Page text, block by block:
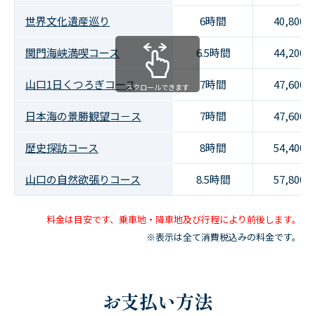
世界文化遺産巡り 6時間 40,800円
関門海峡満喫コース 6.5時間 44,200円
山口1日くつろぎコース 7時間 47,600円
日本海の景勝観望コ－ス 7時間 47,600円
歴史探訪コース 8時間 54,400円
山口の自然欲張りコース 8.5時間 57,800円
スクロールできます
料金は目安です、乗車地・降車地及び行程により前後します。
※表示は全て消費税込みの料金です。
お支払い方法